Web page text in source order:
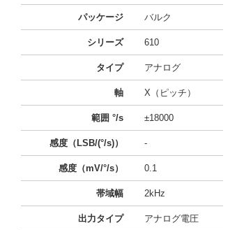
パッケージ バルク
シリーズ 610
タイプ アナログ
軸 X（ピッチ）
範囲 °/s ±18000
感度（LSB/(°/s)） -
感度（mV/°/s） 0.1
帯域幅 2kHz
出力タイプ アナログ電圧